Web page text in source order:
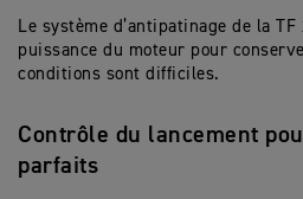
Le système d’antipatinage de la
puissance du moteur pour
conditions sont difficiles.
Contrôle du lancement
parfaits